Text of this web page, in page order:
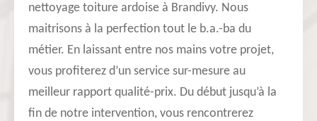
nettoyage toiture ardoise à Brandivy. Nous
maitrisons à la perfection tout le b.a.-ba du
métier. En laissant entre nos mains votre projet,
vous profiterez d’un service sur-mesure au
meilleur rapport qualité-prix. Du début jusqu’à la
fin de notre intervention, vous rencontrerez